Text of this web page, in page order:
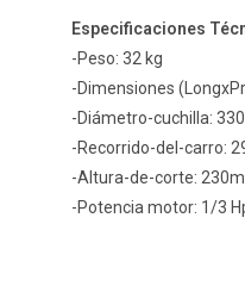
Especificaciones
-Peso: 32 kg
-Dimensiones
-Diámetro-cuchilla:
-Recorrido-del-carro:
-Altura-de-corte:
-Potencia motor: 1/3